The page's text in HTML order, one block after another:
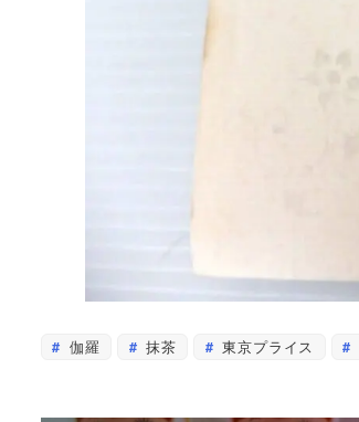
伽羅 抹茶 東京プライス